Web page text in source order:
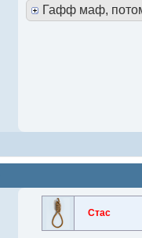
Гафф маф,
Стас